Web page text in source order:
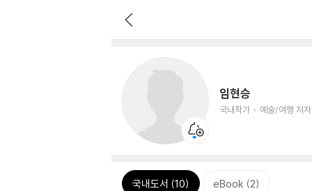
임현승
국내작가 예술/여행 저자
국내도서 (10) eBook (2)